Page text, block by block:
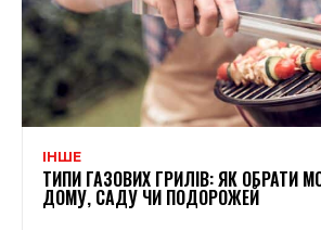
ІНШЕ
ТИПИ ГАЗОВИХ ГРИЛІВ: ЯК ОБРАТИ
ДОМУ, САДУ ЧИ ПОДОРОЖЕЙ